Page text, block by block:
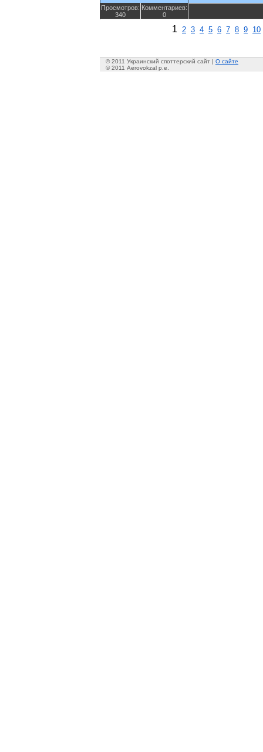
Просмотров:
340
Комментариев:
0
1 2 3 4 5 6 7 8 9 10
© 2011 Украинский споттерский сайт | О сайте
© 2011 Aerovokzal p.e.